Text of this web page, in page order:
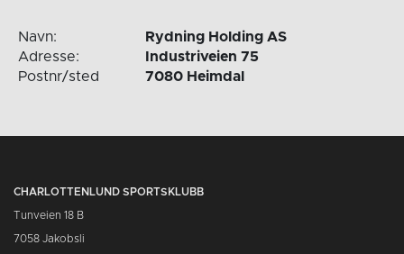
Navn:
Rydning Holding AS
Adresse:
Industriveien 75
Postnr/sted
7080 Heimdal
CHARLOTTENLUND SPORTSKLUBB
Tunveien 18 B
7058 Jakobsli